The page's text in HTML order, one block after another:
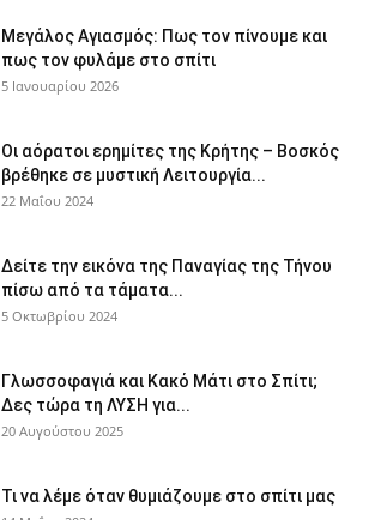
Μεγάλος Αγιασμός: Πως τον πίνουμε και
πως τον φυλάμε στο σπίτι
5 Ιανουαρίου 2026
Οι αόρατοι ερημίτες της Κρήτης – Βοσκός
βρέθηκε σε μυστική Λειτουργία...
22 Μαΐου 2024
Δείτε την εικόνα της Παναγίας της Τήνου
πίσω από τα τάματα...
5 Οκτωβρίου 2024
Γλωσσοφαγιά και Κακό Μάτι στο Σπίτι;
Δες τώρα τη ΛΥΣΗ για...
20 Αυγούστου 2025
Τι να λέμε όταν θυμιάζουμε στο σπίτι μας